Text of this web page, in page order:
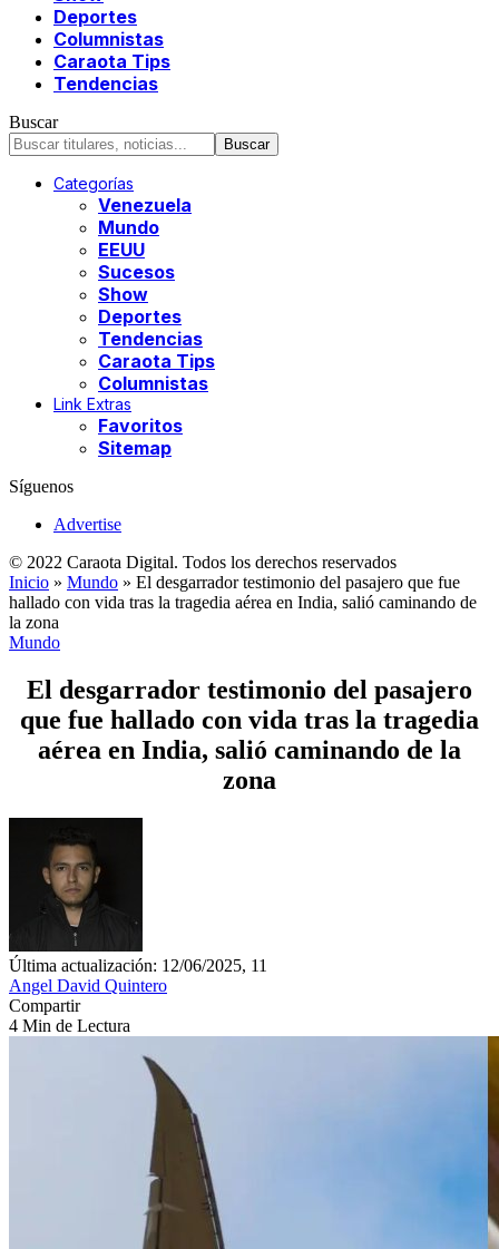
Deportes
Columnistas
Caraota Tips
Tendencias
Buscar
Categorías
Venezuela
Mundo
EEUU
Sucesos
Show
Deportes
Tendencias
Caraota Tips
Columnistas
Link Extras
Favoritos
Sitemap
Síguenos
Advertise
© 2022 Caraota Digital. Todos los derechos reservados
Inicio » Mundo » El desgarrador testimonio del pasajero que fue
hallado con vida tras la tragedia aérea en India, salió caminando de
la zona
Mundo
El desgarrador testimonio del pasajero
que fue hallado con vida tras la tragedia
aérea en India, salió caminando de la
zona
Última actualización: 12/06/2025, 11
Angel David Quintero
Compartir
4 Min de Lectura